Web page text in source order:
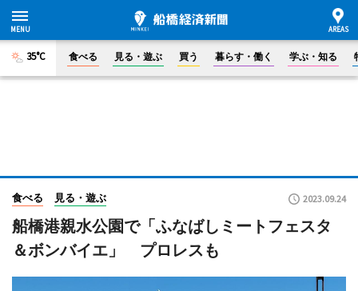
35°C 食べる 見る・遊ぶ 買う 暮らす・働く 学ぶ・知る
食べる 見る・遊ぶ 2023.09.24
船橋港親水公園で「ふなばしミートフェスタ
＆ボンバイエ」 プロレスも